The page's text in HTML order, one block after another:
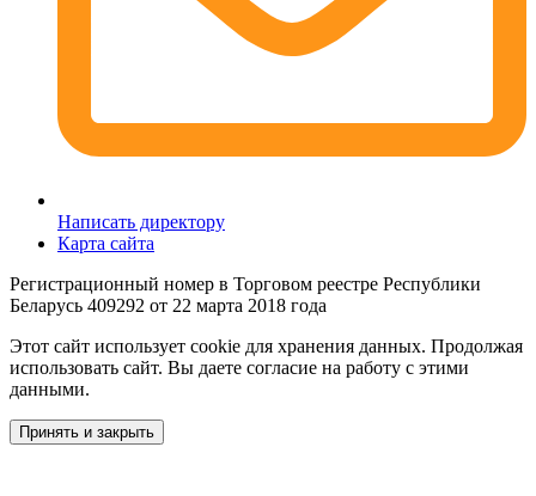
Написать директору
Карта сайта
Регистрационный номер в Торговом реестре Республики
Беларусь 409292 от 22 марта 2018 года
Этот сайт использует cookie для хранения данных. Продолжая
использовать сайт. Вы даете согласие на работу с этими
данными.
Принять и закрыть